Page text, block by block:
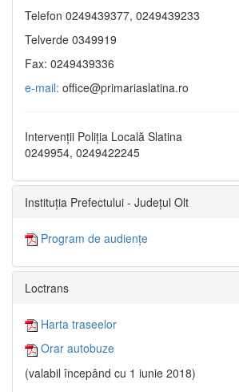
Telefon 0249439377, 0249439233
Telverde 0349919
Fax: 0249439336
e-mail: office@primariaslatina.ro
Intervenții Poliția Locală Slatina
0249954, 0249422245
Instituția Prefectului - Județul Olt
Program de audiențe
Loctrans
Harta traseelor
Orar autobuze
(valabil începând cu 1 iunie 2018)